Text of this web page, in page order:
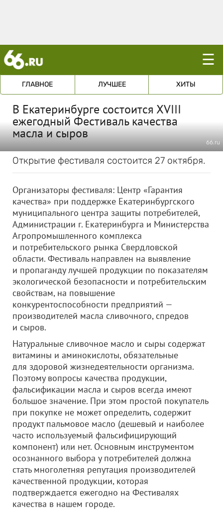
☰
ГЛАВНОЕ ЛУЧШЕЕ ХИТЫ
В Екатеринбурге состоится XVIII
ежегодный Фестиваль качества
масла и сыров
66.ru
Открытие фестиваля состоится 27 октября.
Организаторы фестиваля: Центр «Гарантия
качества» при поддержке Екатеринбургского
муниципального центра защиты потребителей,
Администрации г. Екатеринбурга и Министерства
Агропромышленного комплекса
и потребительского рынка Свердловской
области. Фестиваль направлен на выявление
и пропаганду лучшей продукции по показателям
экологической безопасности и потребительским
свойствам, на повышение
конкурентоспособности предприятий —
производителей масла сливочного, спредов
и сыров.
Натуральные сливочное масло и сыры содержат
витамины и аминокислоты, обязательные
для здоровой жизнедеятельности организма.
Поэтому вопросы качества продукции,
фальсификации масла и сыров всегда имеют
большое значение. При этом простой покупатель
при покупке не может определить, содержит
продукт пальмовое масло (дешевый и наиболее
часто используемый фальсифицирующий
компонент) или нет. Основным инструментом
осознанного выбора у потребителей должна
стать многолетняя репутация производителей
качественной продукции, которая
подтверждается ежегодно на Фестивалях
качества в нашем городе.